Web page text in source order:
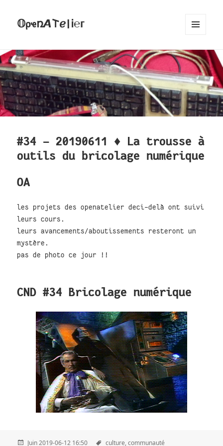
𝕆ρҽռ𝞐𐌕ℯ|Ꭵ℮ᴦ
WIDGETS
#34 - 20190611 ♦ La trousse à
outils du bricolage numérique
OA
les projets des openatelier deci-delà ont suivi
leurs cours.
leurs avancements/aboutissements resteront un
mystère.
pas de photo ce jour !!
CND #34 Bricolage numérique
Juin 2019-06-12 16:50 culture, communauté